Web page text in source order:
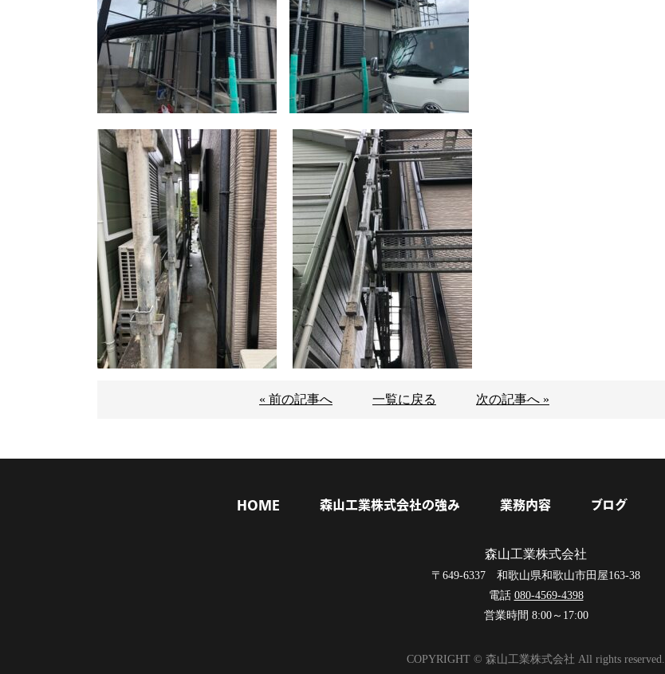
« 前の記事へ 一覧に戻る 次の記事へ »
HOME 森山工業株式会社の強み 業務内容 ブログ
森山工業株式会社
〒649-6337 和歌山県和歌山市田屋163-38
電話 080-4569-4398
営業時間 8:00～17:00
COPYRIGHT © 森山工業株式会社 All rights reserved.